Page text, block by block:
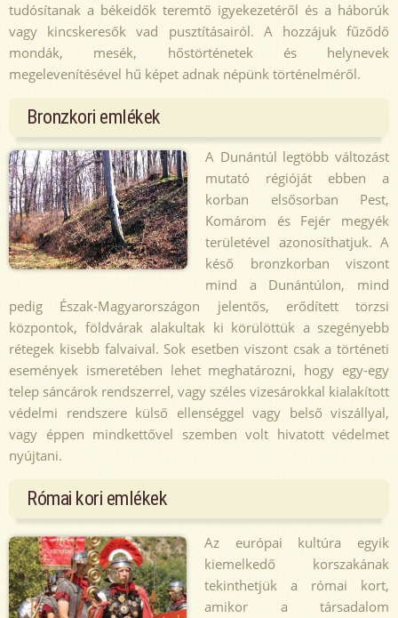
tudósítanak a békeidők teremtő igyekezetéről és a háborúk
vagy kincskeresők vad pusztításairól. A hozzájuk fűződő
mondák, mesék, hőstörténetek és helynevek
megelevenítésével hű képet adnak népünk történelméről.
Bronzkori emlékek
A Dunántúl legtöbb változást
mutató régióját ebben a
korban elsősorban Pest,
Komárom és Fejér megyék
területével azonosíthatjuk. A
késő bronzkorban viszont
mind a Dunántúlon, mind
pedig Észak-Magyarországon jelentős, erődített törzsi
központok, földvárak alakultak ki körülöttük a szegényebb
rétegek kisebb falvaival. Sok esetben viszont csak a történeti
események ismeretében lehet meghatározni, hogy egy-egy
telep sáncárok rendszerrel, vagy széles vizesárokkal kialakított
védelmi rendszere külső ellenséggel vagy belső viszállyal,
vagy éppen mindkettővel szemben volt hivatott védelmet
nyújtani.
Római kori emlékek
Az európai kultúra egyik
kiemelkedő korszakának
tekinthetjük a római kort,
amikor a társadalom